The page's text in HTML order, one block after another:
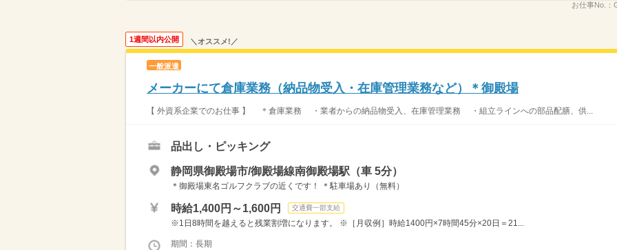
お仕事No.：
1週間以内公開 ＼オススメ!／
一般派遣
メーカーにて倉庫業務（納品物受入・在庫管理業務など）＊御殿場
【 外資系企業でのお仕事 】 ＊倉庫業務 ・業者からの納品物受入、在庫管理業務 ・組立ラインへの部品配膳、供...
品出し・ピッキング
静岡県御殿場市/御殿場線南御殿場駅（車 5分）
＊御殿場東名ゴルフクラブの近くです！ ＊駐車場あり（無料）
時給1,400円～1,600円 交通費一部支給
※1日8時間を越えると残業割増になります。 ※［月収例］時給1400円×7時間45分×20日＝21...
期間：長期